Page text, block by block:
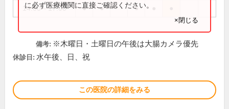
14:00～17:00 ● ● ●
に必ず医療機関に直接ご確認ください。
×閉じる
備考: ※木曜日・土曜日の午後は大腸カメラ優先
休診日: 水午後、日、祝
この医院の詳細をみる